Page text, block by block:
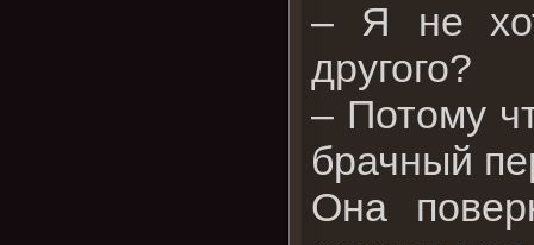
– Я не
другого?
– Потому
брачный
Она